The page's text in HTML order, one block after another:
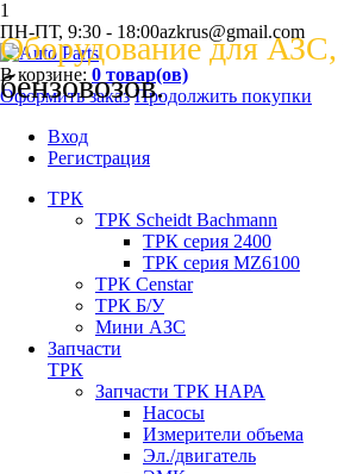
1
Оборудование для АЗС,
бензовозов.
ПН-ПТ, 9:30 - 18:00azkrus@gmail.com
В корзине: 0 товар(ов)
Оформить заказ Продолжить покупки
Вход
Регистрация
ТРК
ТРК Scheidt Bachmann
ТРК серия 2400
ТРК серия MZ6100
ТРК Censtar
ТРК Б/У
Мини АЗС
Запчасти
ТРК
Запчасти ТРК НАРА
Насосы
Измерители объема
Эл./двигатель